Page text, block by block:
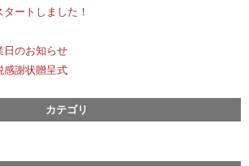
ートしました！
日のお知らせ
感謝状贈呈式
カテゴリ